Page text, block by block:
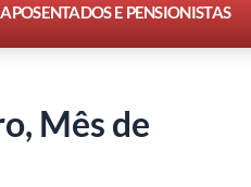
APOSENTADOS E PENSIONISTAS
Mês de